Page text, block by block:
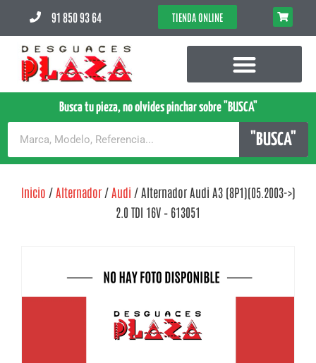
91 850 93 64 TIENDA ONLINE
Busca tu pieza, no olvides pinchar sobre "BUSCA"
"BUSCA"
Inicio / Alternador/ Audi / Alternador Audi A3 (8P1)(05.2003->)
2.0 TDI 16V – 613051